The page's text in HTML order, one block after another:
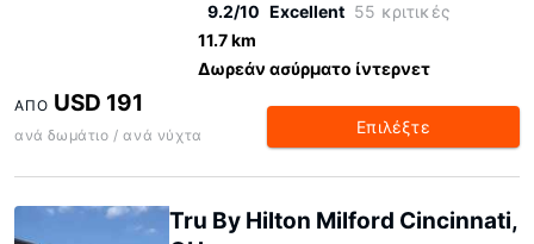
9.2/10 Excellent 55 κριτικές
11.7 km
Δωρεάν ασύρματο ίντερνετ
ΑΠΌ USD 191
ανά δωμάτιο / ανά νύχτα Επιλέξτε
Tru By Hilton Milford Cincinnati,